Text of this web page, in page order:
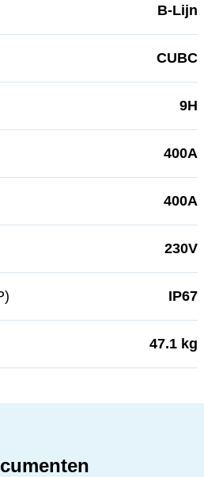
B-Lijn
CUBC
9H
400A
400A
230V
IP67
47.1 kg